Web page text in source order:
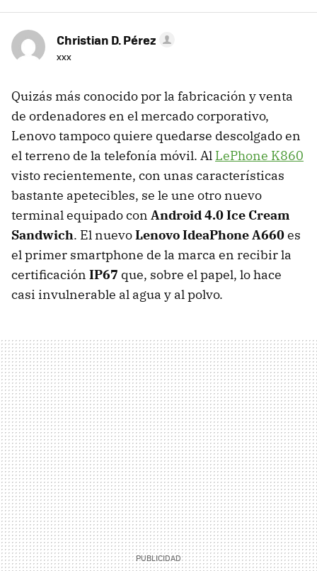
Christian D. Pérez
xxx
Quizás más conocido por la fabricación y venta
de ordenadores en el mercado corporativo,
Lenovo tampoco quiere quedarse descolgado en
el terreno de la telefonía móvil. Al LePhone K860
visto recientemente, con unas características
bastante apetecibles, se le une otro nuevo
terminal equipado con Android 4.0 Ice Cream
Sandwich. El nuevoLenovo IdeaPhone A660es
el primer smartphone de la marca en recibir la
certificación IP67 que, sobre el papel, lo hace
casi invulnerable al agua y al polvo.